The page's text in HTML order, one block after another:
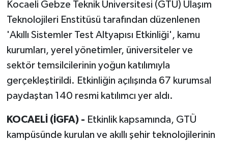
Kocaeli Gebze Teknik Üniversitesi (GTÜ) Ulaşım
Teknolojileri Enstitüsü tarafından düzenlenen
'Akıllı Sistemler Test Altyapısı Etkinliği', kamu
kurumları, yerel yönetimler, üniversiteler ve
sektör temsilcilerinin yoğun katılımıyla
gerçekleştirildi. Etkinliğin açılışında 67 kurumsal
paydaştan 140 resmi katılımcı yer aldı.
KOCAELİ (İGFA) - Etkinlik kapsamında, GTÜ
kampüsünde kurulan ve akıllı şehir teknolojilerinin